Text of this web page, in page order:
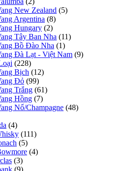
New Zealand (5)
Argentina (8)
Hungary (2)
Tây Ban Nha (11)
Bồ Đào Nha (1)
Đà Lạt - Việt Nam (9)
(228)
Bịch (12)
Đỏ (99)
Trắng (61)
Hồng (7)
Nổ/Champagne (48)
(4)
(111)
(5)
(4)
(3)
(9)